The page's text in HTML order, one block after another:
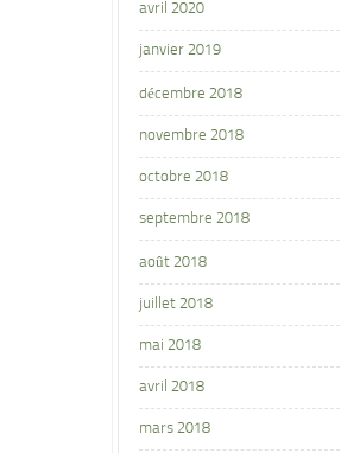
avril 2020
janvier 2019
décembre 2018
novembre 2018
octobre 2018
septembre 2018
août 2018
juillet 2018
mai 2018
avril 2018
mars 2018